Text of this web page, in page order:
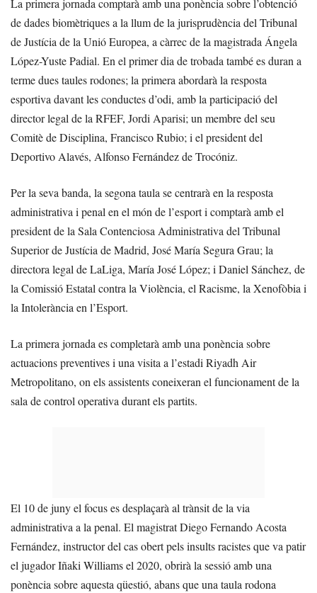
La primera jornada comptarà amb una ponència sobre l’obtenció
de dades biomètriques a la llum de la jurisprudència del Tribunal
de Justícia de la Unió Europea, a càrrec de la magistrada Ángela
López-Yuste Padial. En el primer dia de trobada també es duran a
terme dues taules rodones; la primera abordarà la resposta
esportiva davant les conductes d’odi, amb la participació del
director legal de la RFEF, Jordi Aparisi; un membre del seu
Comitè de Disciplina, Francisco Rubio; i el president del
Deportivo Alavés, Alfonso Fernández de Trocóniz.
Per la seva banda, la segona taula se centrarà en la resposta
administrativa i penal en el món de l’esport i comptarà amb el
president de la Sala Contenciosa Administrativa del Tribunal
Superior de Justícia de Madrid, José María Segura Grau; la
directora legal de LaLiga, María José López; i Daniel Sánchez, de
la Comissió Estatal contra la Violència, el Racisme, la Xenofòbia i
la Intolerància en l’Esport.
La primera jornada es completarà amb una ponència sobre
actuacions preventives i una visita a l’estadi Riyadh Air
Metropolitano, on els assistents coneixeran el funcionament de la
sala de control operativa durant els partits.
El 10 de juny el focus es desplaçarà al trànsit de la via
administrativa a la penal. El magistrat Diego Fernando Acosta
Fernández, instructor del cas obert pels insults racistes que va patir
el jugador Iñaki Williams el 2020, obrirà la sessió amb una
ponència sobre aquesta qüestió, abans que una taula rodona